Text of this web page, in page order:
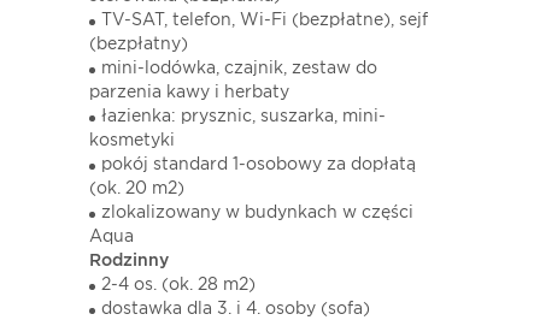
TV-SAT, telefon, Wi-Fi (bezpłatne), sejf
(bezpłatny)
mini-lodówka, czajnik, zestaw do
parzenia kawy i herbaty
łazienka: prysznic, suszarka, mini-
kosmetyki
pokój standard 1-osobowy za dopłatą
(ok. 20 m2)
zlokalizowany w budynkach w części
Aqua
Rodzinny
2-4 os. (ok. 28 m2)
dostawka dla 3. i 4. osoby (sofa)